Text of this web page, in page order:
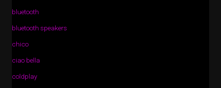
bluetooth
bluetooth speakers
chico
ciao bella
coldplay